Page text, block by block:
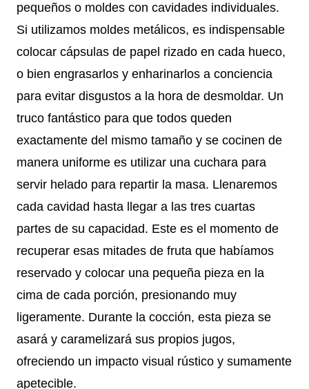
pequeños o moldes con cavidades individuales.
Si utilizamos moldes metálicos, es indispensable
colocar cápsulas de papel rizado en cada hueco,
o bien engrasarlos y enharinarlos a conciencia
para evitar disgustos a la hora de desmoldar. Un
truco fantástico para que todos queden
exactamente del mismo tamaño y se cocinen de
manera uniforme es utilizar una cuchara para
servir helado para repartir la masa. Llenaremos
cada cavidad hasta llegar a las tres cuartas
partes de su capacidad. Este es el momento de
recuperar esas mitades de fruta que habíamos
reservado y colocar una pequeña pieza en la
cima de cada porción, presionando muy
ligeramente. Durante la cocción, esta pieza se
asará y caramelizará sus propios jugos,
ofreciendo un impacto visual rústico y sumamente
apetecible.